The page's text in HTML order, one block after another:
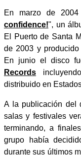
En marzo de
confidence!", un
El Puerto de Santa
de 2003 y
En junio el disco
Records
distribuido en
A la publicación del
salas y festivales
terminando, a
grupo había
durante sus últimos